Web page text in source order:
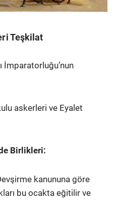
Teşkilat
İmparatorluğu’nun
askerleri ve Eyalet
Birlikleri:
kanununa göre
bu ocakta eğitilir ve